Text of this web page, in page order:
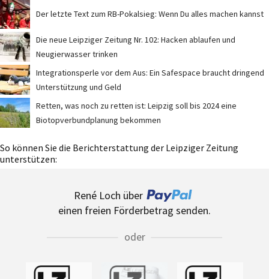
Der letzte Text zum RB-Pokalsieg: Wenn Du alles machen kannst
Die neue Leipziger Zeitung Nr. 102: Hacken ablaufen und
Neugierwasser trinken
Integrationsperle vor dem Aus: Ein Safespace braucht dringend
Unterstützung und Geld
Retten, was noch zu retten ist: Leipzig soll bis 2024 eine
Biotopverbundplanung bekommen
So können Sie die Berichterstattung der Leipziger Zeitung
unterstützen:
René Loch über
einen freien Förderbetrag senden.
oder